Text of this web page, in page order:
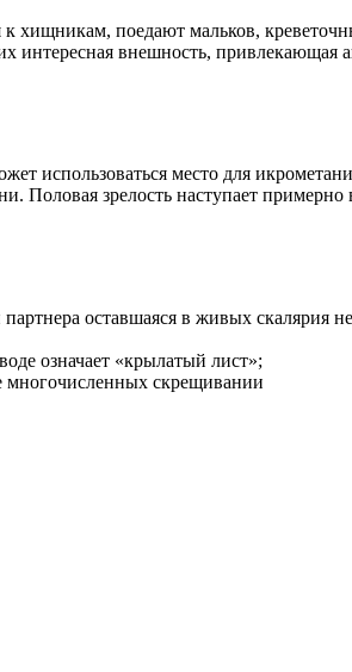
поедают мальков,
интересная внешность, привлекающая
использоваться место для
Половая зрелость наступает
оставшаяся в живых скалярия
означает «крылатый лист»;
многочисленных скрещивании